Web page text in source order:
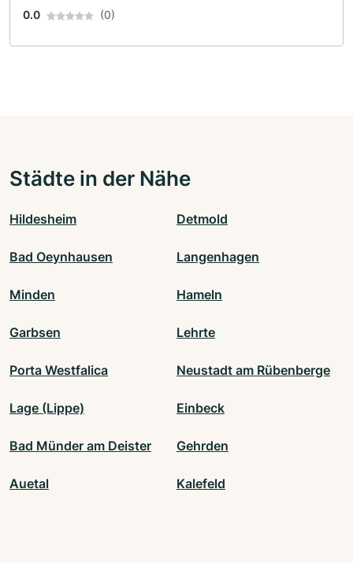
0.0 (0)
Städte in der Nähe
Hildesheim Detmold
Bad Oeynhausen Langenhagen
Minden Hameln
Garbsen Lehrte
Porta Westfalica Neustadt am Rübenberge
Lage (Lippe) Einbeck
Bad Münder am Deister Gehrden
Auetal Kalefeld